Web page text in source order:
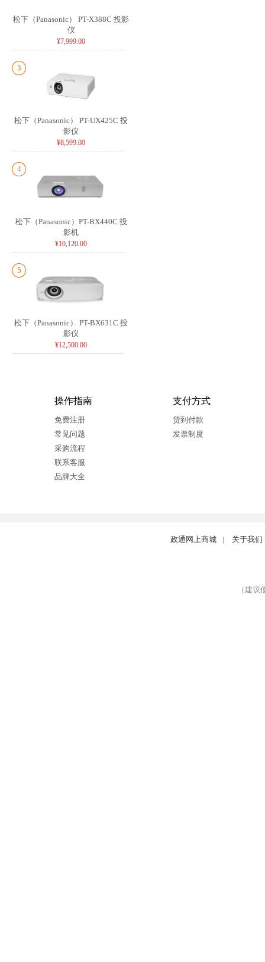
松下（Panasonic） PT-X388C 投影
仪
¥7,999.00
3
松下（Panasonic） PT-UX425C 投
影仪
¥8,599.00
4
松下（Panasonic）PT-BX440C 投
影机
¥10,120.00
5
松下（Panasonic） PT-BX631C 投
影仪
¥12,500.00
操作指南
免费注册
常见问题
采购流程
联系客服
品牌大全
支付方式
货到付款
发票制度
政通网上商城 | 关于我们
（建